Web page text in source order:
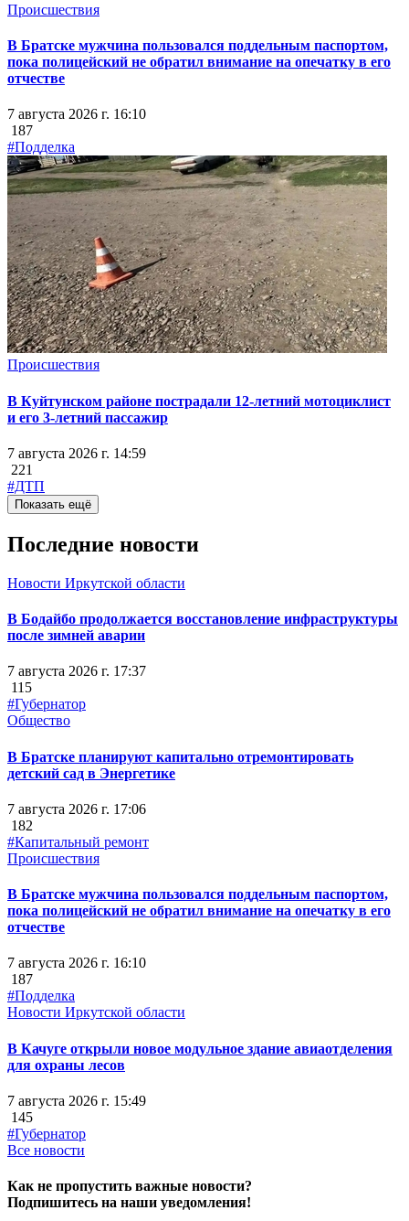
Происшествия
В Братске мужчина пользовался поддельным паспортом,
пока полицейский не обратил внимание на опечатку в его
отчестве
7 августа 2026 г. 16:10
187
#Подделка
Происшествия
В Куйтунском районе пострадали 12-летний мотоциклист
и его 3-летний пассажир
7 августа 2026 г. 14:59
221
#ДТП
Показать ещё
Последние новости
Новости Иркутской области
В Бодайбо продолжается восстановление инфраструктуры
после зимней аварии
7 августа 2026 г. 17:37
115
#Губернатор
Общество
В Братске планируют капитально отремонтировать
детский сад в Энергетике
7 августа 2026 г. 17:06
182
#Капитальный ремонт
Происшествия
В Братске мужчина пользовался поддельным паспортом,
пока полицейский не обратил внимание на опечатку в его
отчестве
7 августа 2026 г. 16:10
187
#Подделка
Новости Иркутской области
В Качуге открыли новое модульное здание авиаотделения
для охраны лесов
7 августа 2026 г. 15:49
145
#Губернатор
Все новости
Как не пропустить важные новости?
Подпишитесь на наши уведомления!